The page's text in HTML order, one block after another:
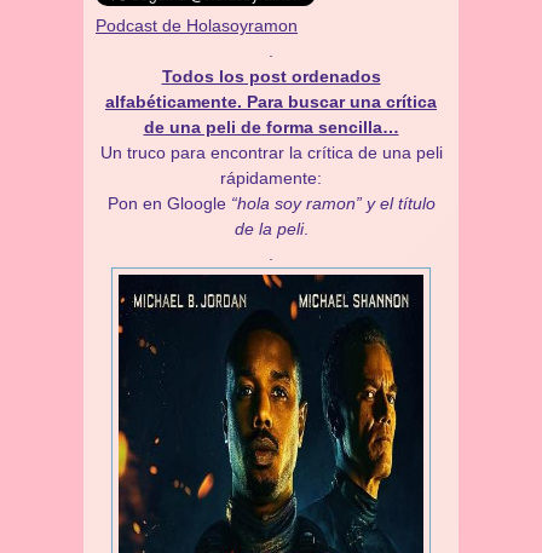
Podcast de Holasoyramon
Todos los post ordenados
alfabéticamente. Para buscar una crítica
de una peli de forma sencilla…
Un truco para encontrar la crítica de una peli
rápidamente:
Pon en Gloogle “hola soy ramon” y el título
de la peli.